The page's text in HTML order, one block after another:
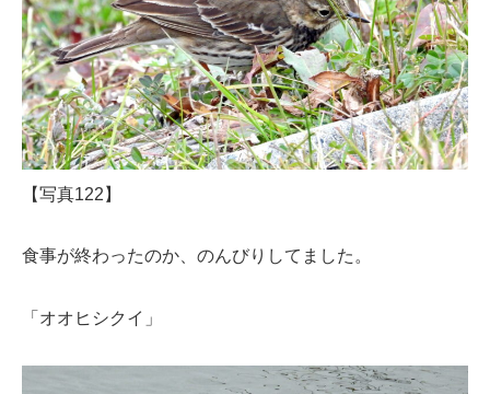
【写真122】
食事が終わったのか、のんびりしてました。
「オオヒシクイ」